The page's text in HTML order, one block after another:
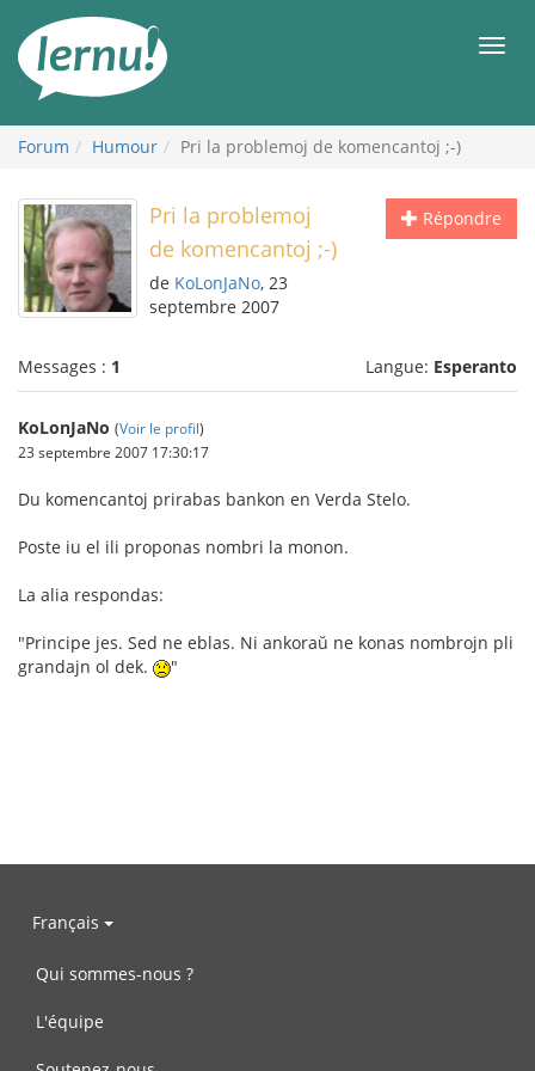
contenu
Forum Humour Pri la problemoj de komencantoj ;-)
Répondre
Pri la problemoj
de komencantoj ;-)
de KoLonJaNo, 23
septembre 2007
Messages : 1 Langue: Esperanto
KoLonJaNo (Voir le profil)
23 septembre 2007 17:30:17
Du komencantoj prirabas bankon en Verda Stelo.
Poste iu el ili proponas nombri la monon.
La alia respondas:
"Principe jes. Sed ne eblas. Ni ankoraŭ ne konas nombrojn pli
grandajn ol dek.
"
Français
Qui sommes-nous ?
L'équipe